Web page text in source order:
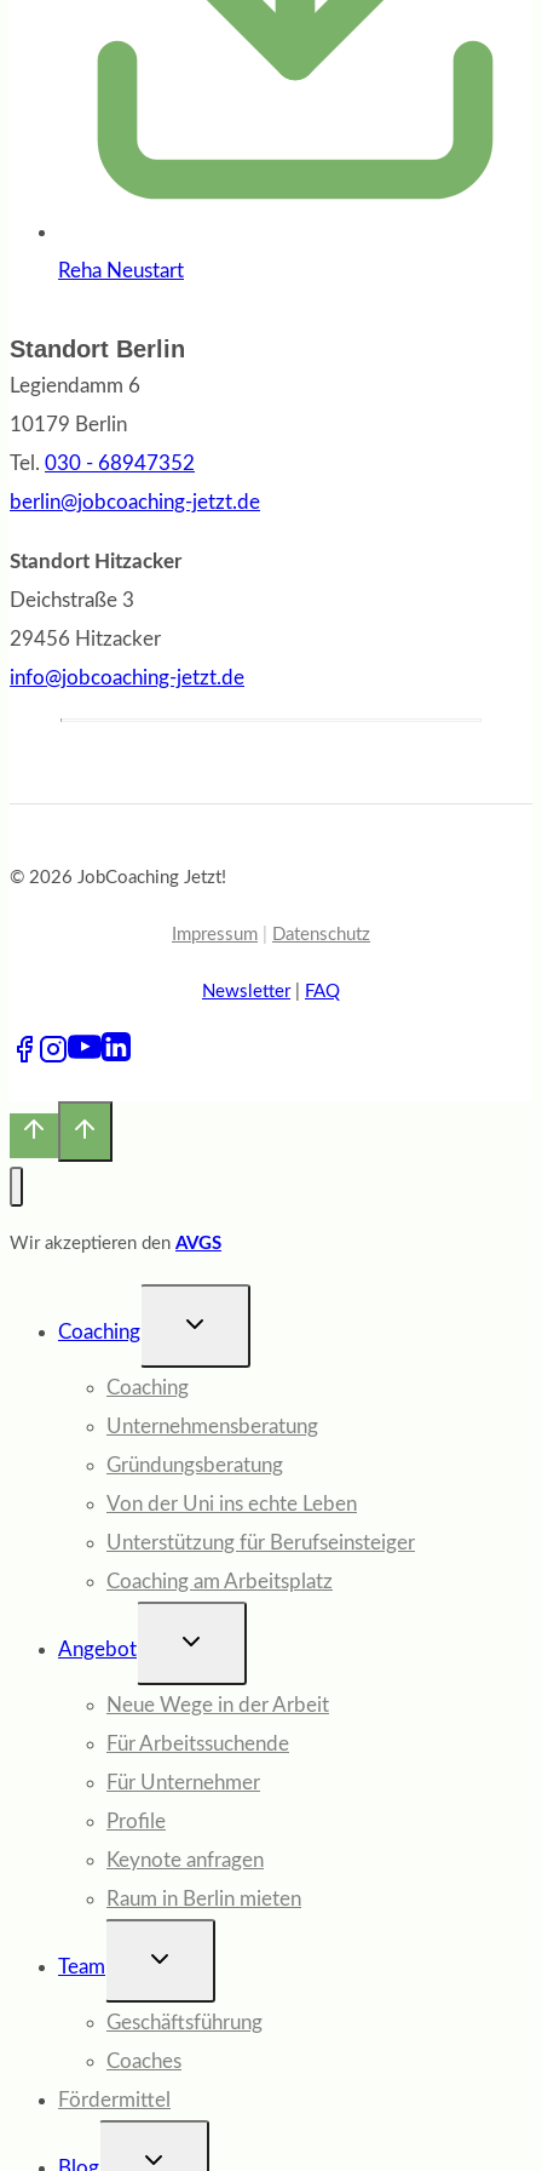
Reha Neustart
Standort Berlin
Legiendamm 6
10179 Berlin
Tel. 030 - 68947352
berlin@jobcoaching-jetzt.de
Standort Hitzacker
Deichstraße 3
29456 Hitzacker
info@jobcoaching-jetzt.de
© 2026 JobCoaching Jetzt!
Impressum Datenschutz
Newsletter| FAQ
Wir akzeptieren den AVGS
Coaching
UNTERMENÜ
Coaching
Unternehmensberatung
Gründungsberatung
Von der Uni ins echte Leben
Unterstützung für Berufseinsteiger
Coaching am Arbeitsplatz
Angebot
UNTERMENÜ
Neue Wege in der Arbeit
Für Arbeitssuchende
Für Unternehmer
Profile
Keynote anfragen
Raum in Berlin mieten
Team
UNTERMENÜ
Geschäftsführung
Coaches
Fördermittel
UNTERMENÜ